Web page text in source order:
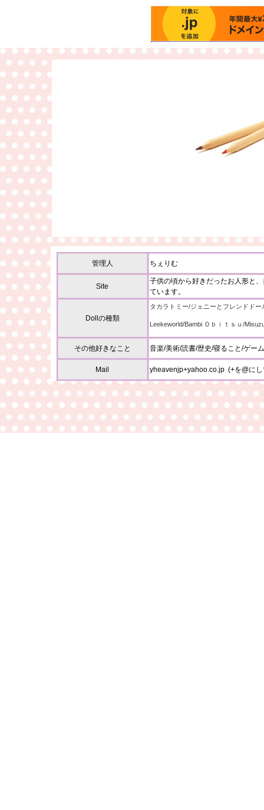
管理人 ちぇりむ
Site
子供の頃から好きだったお人形と
ています。
Dollの種類
タカラトミー/ジェニーとフレンドドー
Leekeworld/Bambi Ｏｂｉｔｓｕ/
その他好きなこと 音楽/美術/読書/歴史/寝ること/ゲーム
Mail yheavenjp+yahoo.co.jp (+を@にし